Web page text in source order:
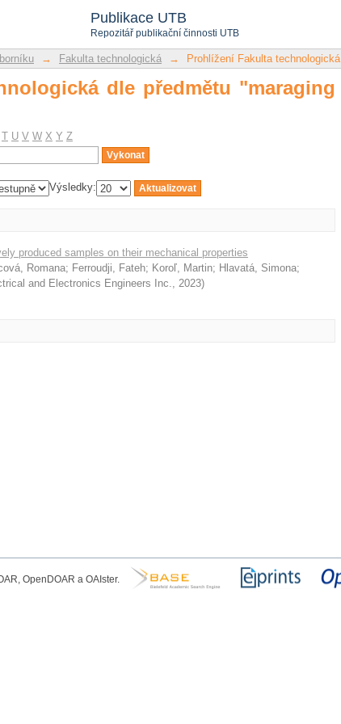
Publikace UTB
Repozitář publikační činnosti UTB
dle předmětu "maraging
→ Fakulta technologická → Prohlížení Fakulta
dle předmětu "maraging
T U V W X Y Z
Výsledky:
produced samples on their mechanical properties
Romana; Ferroudji, Fateh; Koroľ, Martin; Hlavatá, Simona;
and Electronics Engineers Inc., 2023)
OpenDOAR a OAIster.